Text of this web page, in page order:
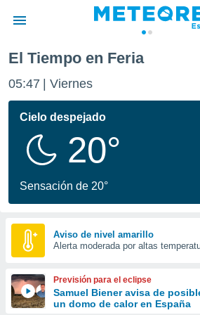
de
por
se
calidad.
a este
las
y
forma
digital
basada
El Tiempo en Feria
05:47 Viernes
Cielo despejado
20°
Sensación de 20°
Aviso de nivel amarillo
Alerta moderada por altas
Previsión para el eclipse
Samuel Biener avisa de
un domo de calor en España